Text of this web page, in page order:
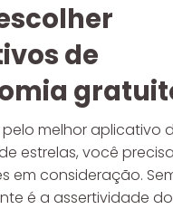
de
melhor aplicativo
estrelas, você
em consideração.
é a assertividade